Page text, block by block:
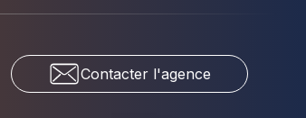
Contacter l'agence